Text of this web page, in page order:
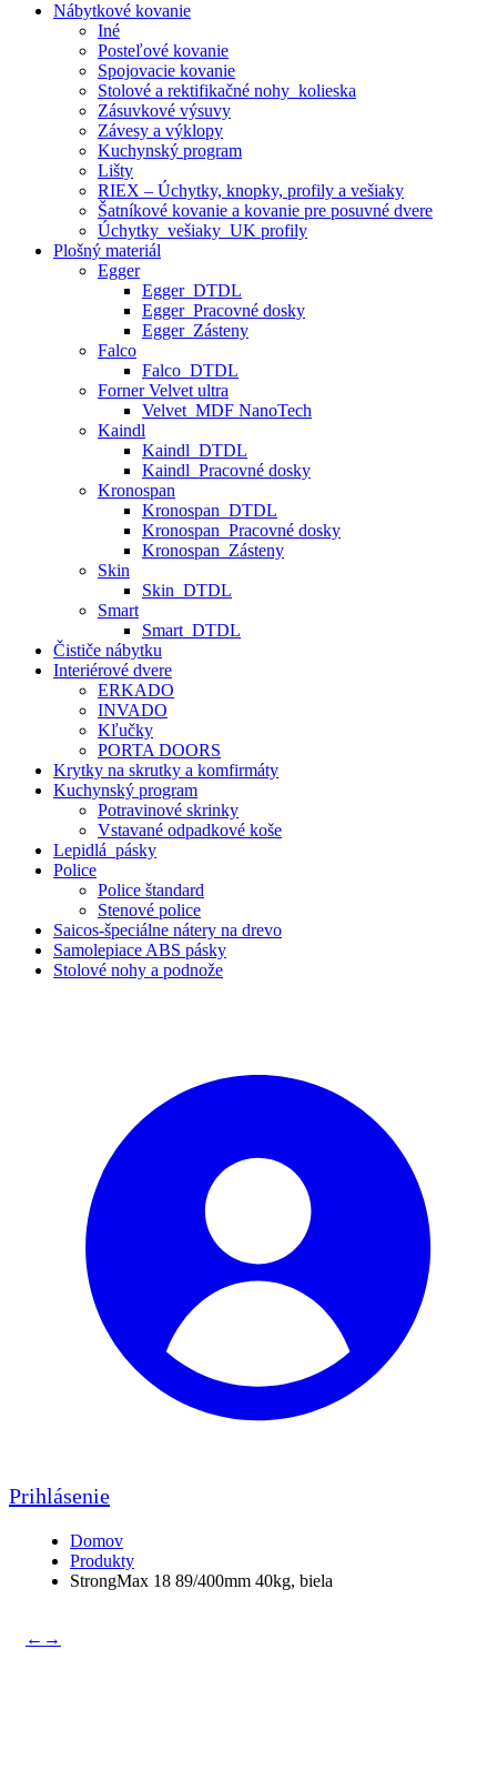
Nábytkové kovanie
Iné
Posteľové kovanie
Spojovacie kovanie
Stolové a rektifikačné nohy_kolieska
Zásuvkové výsuvy
Závesy a výklopy
Kuchynský program
Lišty
RIEX – Úchytky, knopky, profily a vešiaky
Šatníkové kovanie a kovanie pre posuvné dvere
Úchytky_vešiaky_UK profily
Plošný materiál
Egger
Egger_DTDL
Egger_Pracovné dosky
Egger_Zásteny
Falco
Falco_DTDL
Forner Velvet ultra
Velvet_MDF NanoTech
Kaindl
Kaindl_DTDL
Kaindl_Pracovné dosky
Kronospan
Kronospan_DTDL
Kronospan_Pracovné dosky
Kronospan_Zásteny
Skin
Skin_DTDL
Smart
Smart_DTDL
Čističe nábytku
Interiérové dvere
ERKADO
INVADO
Kľučky
PORTA DOORS
Krytky na skrutky a komfirmáty
Kuchynský program
Potravinové skrinky
Vstavané odpadkové koše
Lepidlá_pásky
Police
Police štandard
Stenové police
Saicos-špeciálne nátery na drevo
Samolepiace ABS pásky
Stolové nohy a podnože
Prihlásenie
Domov
Produkty
StrongMax 18 89/400mm 40kg, biela
← →